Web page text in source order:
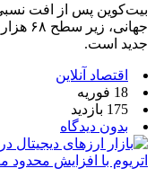
بیت‌کوین پس از افت
جدید است.
اقتصاد آنلاین
18 فوریه
175 بازدید
بدون دیدگاه